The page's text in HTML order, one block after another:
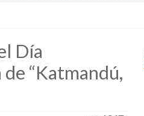
Día
“Katmandú,